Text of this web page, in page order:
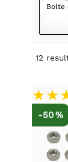
Bolte
12
-50 %